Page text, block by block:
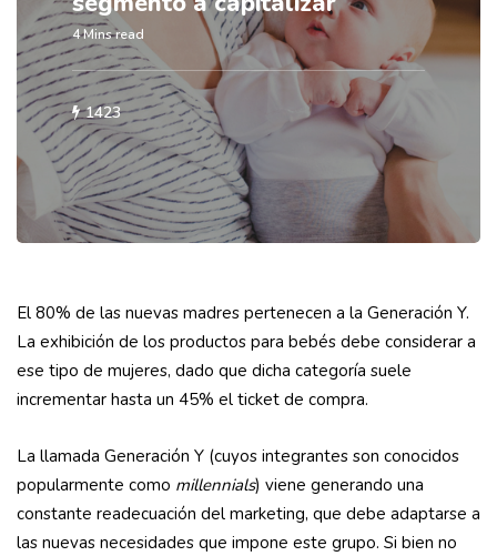
4 Mins read
1423
El 80% de las nuevas madres pertenecen a la Generación Y.
La exhibición de los productos para bebés debe considerar a
ese tipo de mujeres, dado que dicha categoría suele
incrementar hasta un 45% el ticket de compra.
La llamada Generación Y (cuyos integrantes son conocidos
popularmente como millennials) viene generando una
constante readecuación del marketing, que debe adaptarse a
las nuevas necesidades que impone este grupo. Si bien no